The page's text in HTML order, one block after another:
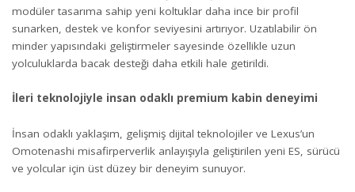
modüler tasarıma sahip yeni koltuklar daha ince bir profil
sunarken, destek ve konfor seviyesini artırıyor. Uzatılabilir ön
minder yapısındaki geliştirmeler sayesinde özellikle uzun
yolculuklarda bacak desteği daha etkili hale getirildi.
İleri teknolojiyle insan odaklı premium kabin deneyimi
İnsan odaklı yaklaşım, gelişmiş dijital teknolojiler ve Lexus’un
Omotenashi misafirperverlik anlayışıyla geliştirilen yeni ES, sürücü
ve yolcular için üst düzey bir deneyim sunuyor.